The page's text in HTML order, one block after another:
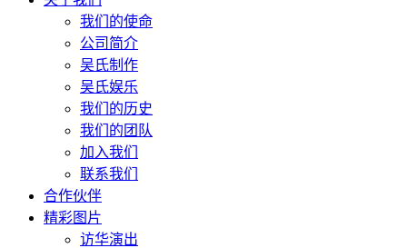
我们的使命
公司简介
吴氏制作
吴氏娱乐
我们的历史
我们的团队
加入我们
联系我们
合作伙伴
精彩图片
访华演出